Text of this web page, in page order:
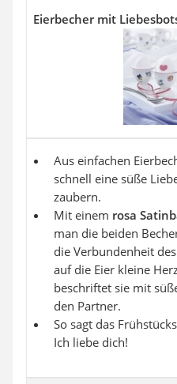
Eierbecher mit
Aus einfachen
schnell eine süße
zaubern.
Mit einem rosa
man die beiden
die Verbundenheit
auf die Eier kleine
beschriftet sie mit
den Partner.
So sagt das
Ich liebe dich!